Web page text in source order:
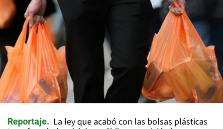
Reportaje
La ley que acabó con las bolsas plásticas